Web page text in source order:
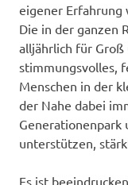
eigener Erfahrung
Die in der ganzen
alljährlich für Groß
stimmungsvolles,
Menschen in der
der Nahe dabei
Generationenpark
unterstützen,
Es ist